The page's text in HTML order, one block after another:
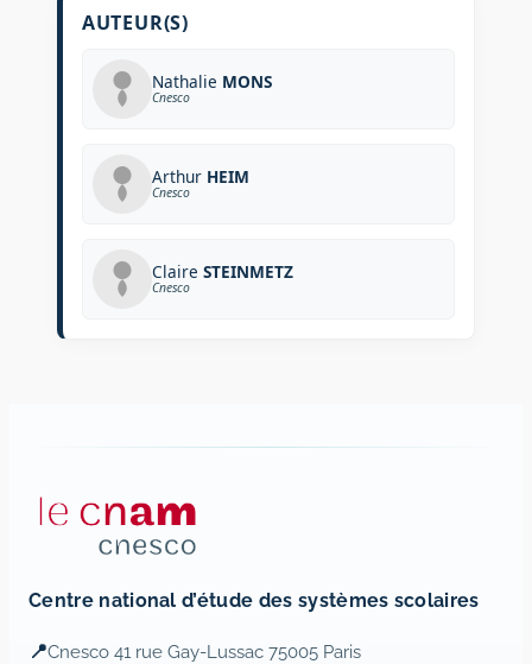
AUTEUR(S)
Nathalie MONS
Cnesco
Arthur HEIM
Cnesco
Claire STEINMETZ
Cnesco
Centre national d’étude des systèmes scolaires
📍Cnesco 41 rue Gay-Lussac 75005 Paris